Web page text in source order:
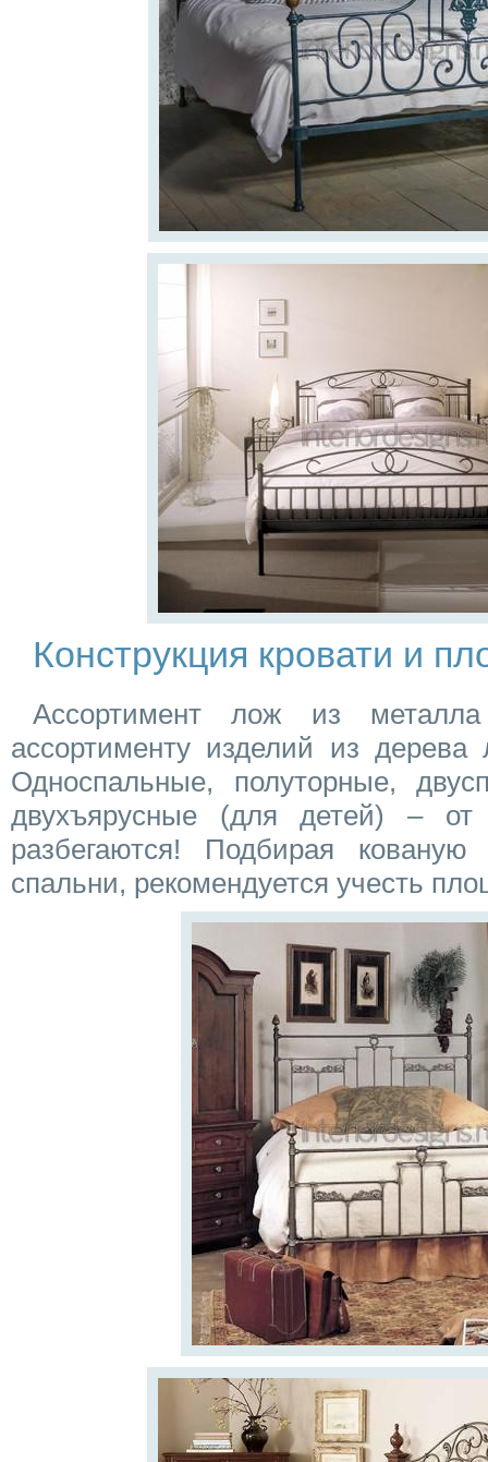
Конструкция кровати и
Ассортимент лож из
ассортименту изделий из дерева
Односпальные, полуторные,
двухъярусные (для детей) – от
разбегаются! Подбирая
спальни, рекомендуется учесть